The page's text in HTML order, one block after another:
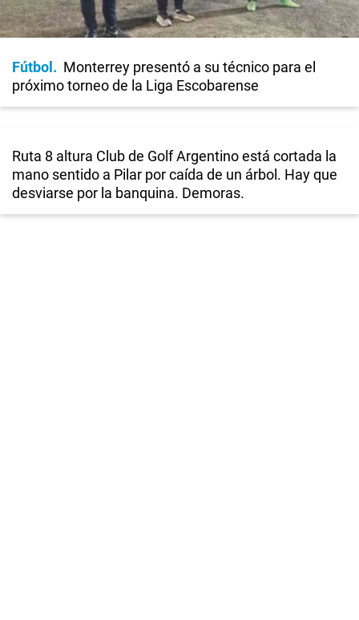
Fútbol
Monterrey presentó a su técnico para el
próximo torneo de la Liga Escobarense
Ruta 8 altura Club de Golf Argentino está cortada la
mano sentido a Pilar por caída de un árbol. Hay que
desviarse por la banquina. Demoras.